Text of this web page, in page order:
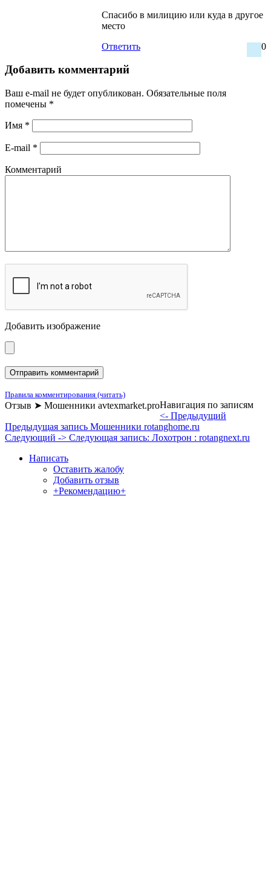
Спасибо в милицию или куда в другое
место
0
Ответить
Добавить комментарий
Ваш e-mail не будет опубликован. Обязательные поля
помечены *
Имя *
E-mail *
Комментарий
Добавить изображение
Правила комментирования (читать)
Отзыв ➤ Мошенники avtexmarket.proНавигация по записям
<- Предыдущий
Предыдущая запись Мошенники rotanghome.ru
Следующий -> Следующая запись: Лохотрон : rotangnext.ru
Написать
Оставить жалобу
Добавить отзыв
+Рекомендацию+